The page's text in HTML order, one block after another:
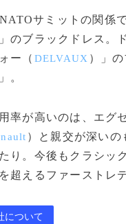
サミットの関係
のブラックドレス。
ー（ DELVAUX ）」
。
率が高いのは、エグ
）と親交が深い
り。今後もクラシッ
超えるファーストレ
について